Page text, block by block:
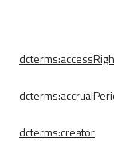
dcterms:
dcterms:
dcterms:creator